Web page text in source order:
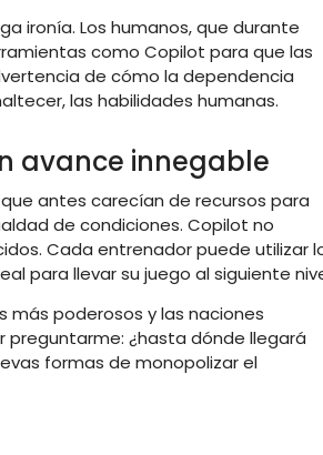
ironía. Los humanos, que durante
como Copilot para que las
de cómo la dependencia
las habilidades humanas.
avance innegable
antes carecían de recursos para
de condiciones. Copilot no
Cada entrenador puede utilizar
para llevar su juego al siguiente
más poderosos y las naciones
preguntarme: ¿hasta dónde llegará
formas de monopolizar el